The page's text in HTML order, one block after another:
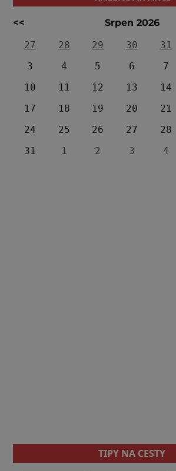
<< Srpen 2026
27
28 29 30 31
3
4 5 6 7
10
11 12 13 14
17
18 19 20 21
24
25 26 27 28
31
1 2 3 4
TIPY NA CESTY